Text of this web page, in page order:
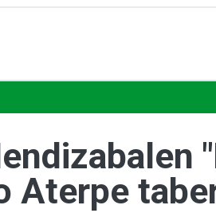
Aterpe